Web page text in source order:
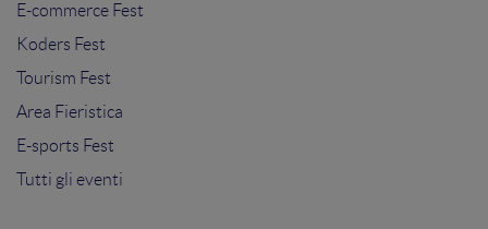
E-commerce Fest
Koders Fest
Tourism Fest
Area Fieristica
E-sports Fest
Tutti gli eventi